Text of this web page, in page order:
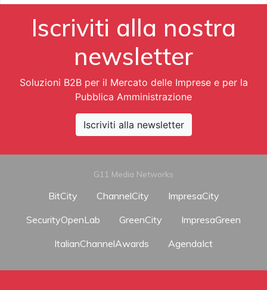
Iscriviti alla nostra
newsletter
Soluzioni B2B per il Mercato delle Imprese e per la
Pubblica Amministrazione
Iscriviti alla newsletter
G11 Media Networks
BitCity ChannelCity
ImpresaCity
SecurityOpenLab
GreenCity
ImpresaGreen
ItalianChannelAwards
AgendaIct